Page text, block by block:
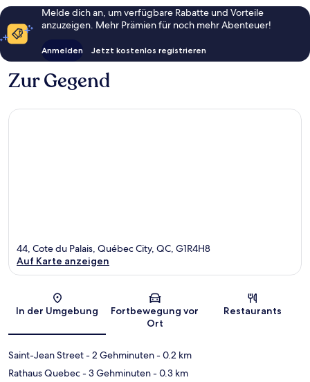
Melde dich an, um verfügbare Rabatte und Vorteile
anzuzeigen. Mehr Prämien für noch mehr Abenteuer!
Anmelden Jetzt kostenlos registrieren
Zur Gegend
Karte
44, Cote du Palais, Québec City, QC, G1R4H8
Auf Karte anzeigen
In der Umgebung
Fortbewegung vor
Ort
Restaurants
Saint-Jean Street- 2 Gehminuten- 0.2 km
Rathaus Quebec- 3 Gehminuten- 0.3 km